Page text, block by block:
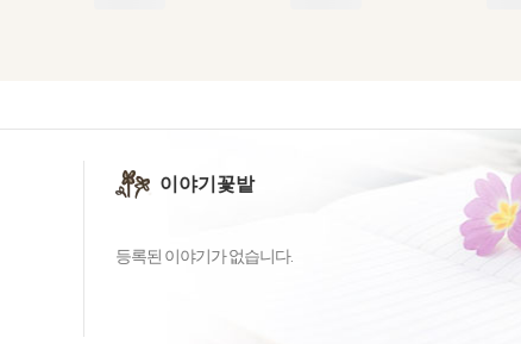
이야기꽃밭
등록된 이야기가 없습니다.